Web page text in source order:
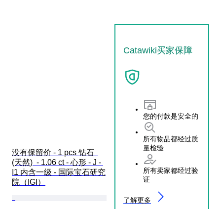
Catawiki买家保障
您的付款是安全的
所有物品都经过质
量检验
所有卖家都经过验
证
了解更多
没有保留价 - 1 pcs 钻石
(天然)  - 1.06 ct - 心形 - J -
I1 内含一级 - 国际宝石研究
院（IGI）